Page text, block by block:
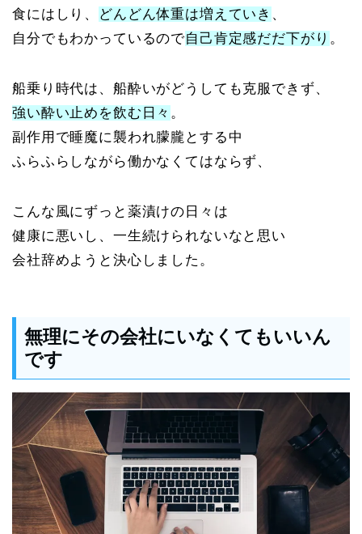
食にはしり、
どんどん体重は増えていき 、
自分でもわかっているので自己肯定感だだ下がり 。
船乗り時代は、船酔いがどうしても克服できず、
強い酔い止めを飲む日々 。
副作用で睡魔に襲われ朦朧とする中
ふらふらしながら働かなくてはならず、
こんな風にずっと薬漬けの日々は
健康に悪いし、一生続けられないなと思い
会社辞めようと決心しました。
無理にその会社にいなくてもいいん
です